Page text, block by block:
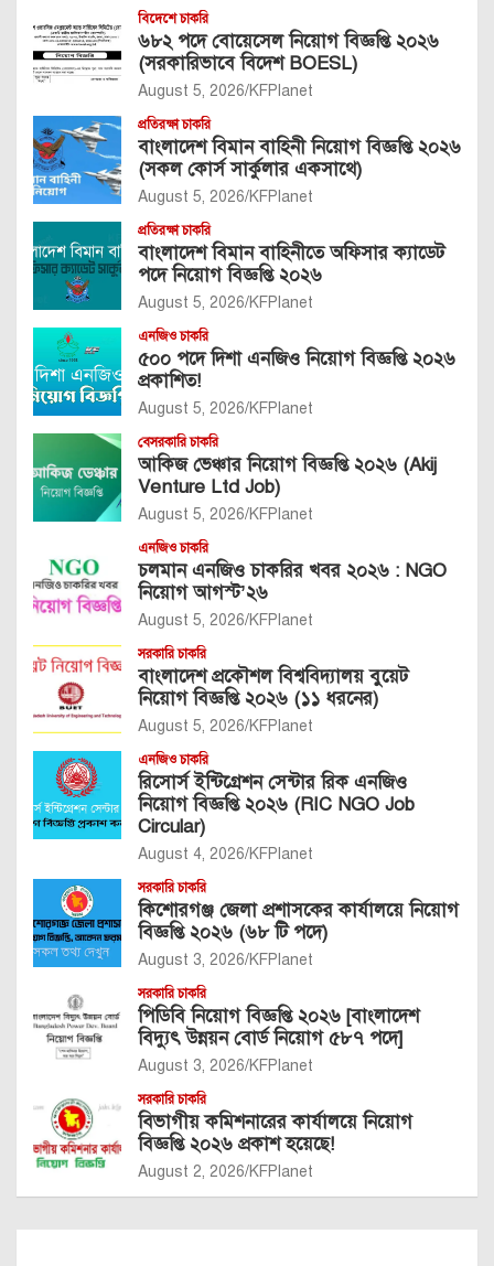
বিদেশে চাকরি
৬৮২ পদে বোয়েসেল নিয়োগ বিজ্ঞপ্তি ২০২৬
(সরকারিভাবে বিদেশ BOESL)
August 5, 2026 KFPlanet
প্রতিরক্ষা চাকরি
বাংলাদেশ বিমান বাহিনী নিয়োগ বিজ্ঞপ্তি ২০২৬
(সকল কোর্স সার্কুলার একসাথে)
August 5, 2026 KFPlanet
প্রতিরক্ষা চাকরি
বাংলাদেশ বিমান বাহিনীতে অফিসার ক্যাডেট
পদে নিয়োগ বিজ্ঞপ্তি ২০২৬
August 5, 2026 KFPlanet
এনজিও চাকরি
৫০০ পদে দিশা এনজিও নিয়োগ বিজ্ঞপ্তি ২০২৬
প্রকাশিত!
August 5, 2026 KFPlanet
বেসরকারি চাকরি
আকিজ ভেঞ্চার নিয়োগ বিজ্ঞপ্তি ২০২৬ (Akij
Venture Ltd Job)
August 5, 2026 KFPlanet
এনজিও চাকরি
চলমান এনজিও চাকরির খবর ২০২৬ : NGO
নিয়োগ আগস্ট’২৬
August 5, 2026 KFPlanet
সরকারি চাকরি
বাংলাদেশ প্রকৌশল বিশ্ববিদ্যালয় বুয়েট
নিয়োগ বিজ্ঞপ্তি ২০২৬ (১১ ধরনের)
August 5, 2026 KFPlanet
এনজিও চাকরি
রিসোর্স ইন্টিগ্রেশন সেন্টার রিক এনজিও
নিয়োগ বিজ্ঞপ্তি ২০২৬ (RIC NGO Job
Circular)
August 4, 2026 KFPlanet
সরকারি চাকরি
কিশোরগঞ্জ জেলা প্রশাসকের কার্যালয়ে নিয়োগ
বিজ্ঞপ্তি ২০২৬ (৬৮ টি পদে)
August 3, 2026 KFPlanet
সরকারি চাকরি
পিডিবি নিয়োগ বিজ্ঞপ্তি ২০২৬ [বাংলাদেশ
বিদ্যুৎ উন্নয়ন বোর্ড নিয়োগ ৫৮৭ পদে]
August 3, 2026 KFPlanet
সরকারি চাকরি
বিভাগীয় কমিশনারের কার্যালয়ে নিয়োগ
বিজ্ঞপ্তি ২০২৬ প্রকাশ হয়েছে!
August 2, 2026 KFPlanet